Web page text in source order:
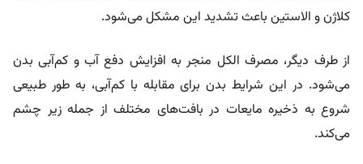
کلاژن و الاستین باعث تشدید این مشکل می‌شود.
از طرف دیگر، مصرف الکل منجر به افزایش دفع آب و کم‌آبی بدن
می‌شود. در این شرایط بدن برای مقابله با کم‌آبی، به طور طبیعی
شروع به ذخیره مایعات در بافت‌های مختلف از جمله زیر چشم
می‌کند.